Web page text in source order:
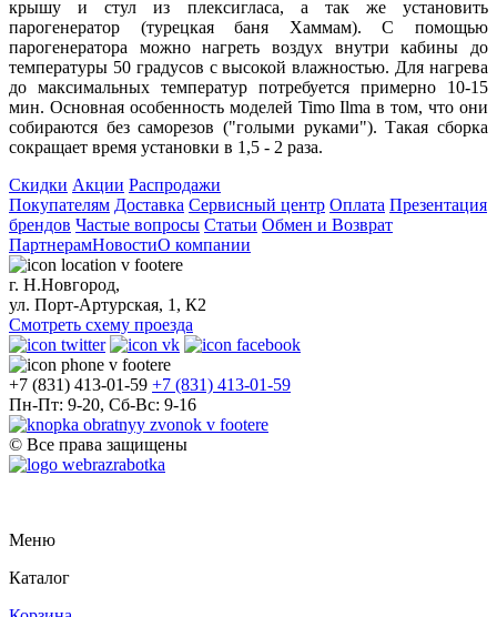
крышу и стул из плексигласа, а так же установить
парогенератор (турецкая баня Хаммам). С помощью
парогенератора можно нагреть воздух внутри кабины до
температуры 50 градусов с высокой влажностью. Для нагрева
до максимальных температур потребуется примерно 10-15
мин. Основная особенность моделей Timo Ilma в том, что они
собираются без саморезов ("голыми руками"). Такая сборка
сокращает время установки в 1,5 - 2 раза.
Скидки Акции Распродажи
Покупателям Доставка Сервисный центр Оплата Презентация
брендов Частые вопросы Статьи Обмен и Возврат
ПартнерамНовостиО компании
г. Н.Новгород,
ул. Порт-Артурская, 1, К2
Смотреть схему проезда
+7 (831) 413-01-59 +7 (831) 413-01-59
Пн-Пт: 9-20, Сб-Вс: 9-16
© Все права защищены
Меню
Каталог